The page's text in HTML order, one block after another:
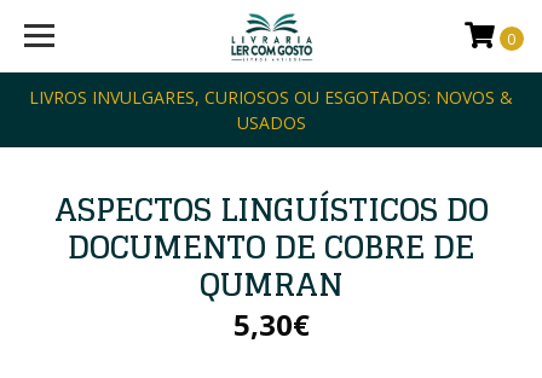
LIVROS INVULGARES, CURIOSOS OU ESGOTADOS: NOVOS &
USADOS
0
ASPECTOS LINGUÍSTICOS DO
DOCUMENTO DE COBRE DE
QUMRAN
5,30€